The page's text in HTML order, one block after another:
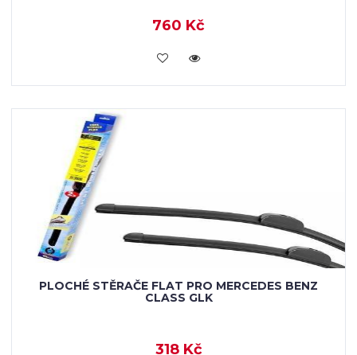
760 Kč
KOUPIT
PLOCHÉ STĚRAČE FLAT PRO MERCEDES BENZ
CLASS GLK
318 Kč